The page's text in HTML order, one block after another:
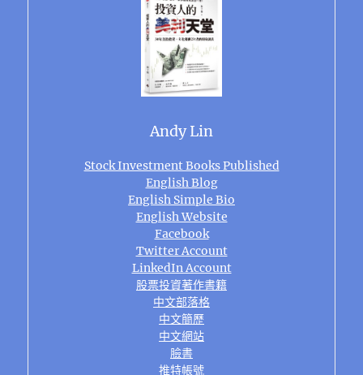
Andy Lin
Stock Investment Books Published
English Blog
English Simple Bio
English Website
Facebook
Twitter Account
LinkedIn Account
股票投資著作書籍
中文部落格
中文簡歷
中文網站
臉書
推特帳號